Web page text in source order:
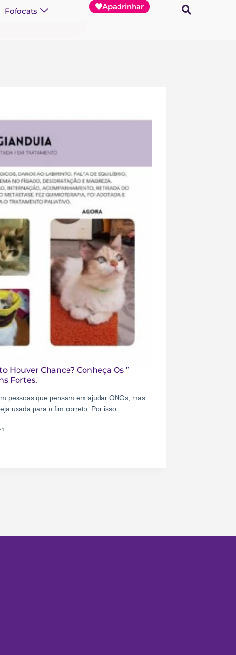
Fofocats Apadrinhar
Houver Chance? Conheça Os ”
Fortes.
pessoas que pensam em ajudar ONGs, mas
usada para o fim correto. Por isso